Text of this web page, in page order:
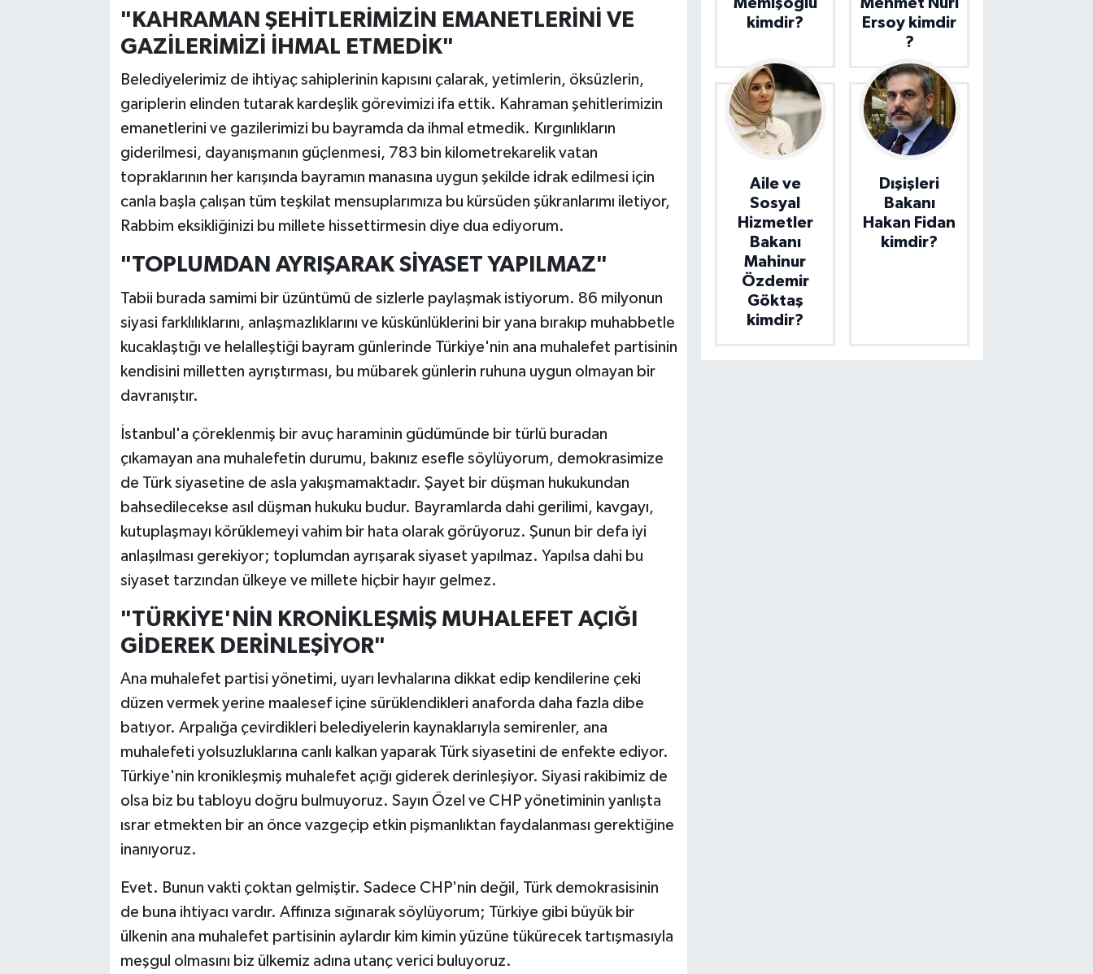
"KAHRAMAN ŞEHİTLERİMİZİN EMANETLERİNİ VE
GAZİLERİMİZİ İHMAL ETMEDİK"
Belediyelerimiz de ihtiyaç sahiplerinin kapısını çalarak, yetimlerin, öksüzlerin,
gariplerin elinden tutarak kardeşlik görevimizi ifa ettik. Kahraman şehitlerimizin
emanetlerini ve gazilerimizi bu bayramda da ihmal etmedik. Kırgınlıkların
giderilmesi, dayanışmanın güçlenmesi, 783 bin kilometrekarelik vatan
topraklarının her karışında bayramın manasına uygun şekilde idrak edilmesi için
canla başla çalışan tüm teşkilat mensuplarımıza bu kürsüden şükranlarımı iletiyor,
Rabbim eksikliğinizi bu millete hissettirmesin diye dua ediyorum.
"TOPLUMDAN AYRIŞARAK SİYASET YAPILMAZ"
Tabii burada samimi bir üzüntümü de sizlerle paylaşmak istiyorum. 86 milyonun
siyasi farklılıklarını, anlaşmazlıklarını ve küskünlüklerini bir yana bırakıp muhabbetle
kucaklaştığı ve helalleştiği bayram günlerinde Türkiye'nin ana muhalefet partisinin
kendisini milletten ayrıştırması, bu mübarek günlerin ruhuna uygun olmayan bir
davranıştır.
İstanbul'a çöreklenmiş bir avuç haraminin güdümünde bir türlü buradan
çıkamayan ana muhalefetin durumu, bakınız esefle söylüyorum, demokrasimize
de Türk siyasetine de asla yakışmamaktadır. Şayet bir düşman hukukundan
bahsedilecekse asıl düşman hukuku budur. Bayramlarda dahi gerilimi, kavgayı,
kutuplaşmayı körüklemeyi vahim bir hata olarak görüyoruz. Şunun bir defa iyi
anlaşılması gerekiyor; toplumdan ayrışarak siyaset yapılmaz. Yapılsa dahi bu
siyaset tarzından ülkeye ve millete hiçbir hayır gelmez.
"TÜRKİYE'NİN KRONİKLEŞMİŞ MUHALEFET AÇIĞI
GİDEREK DERİNLEŞİYOR"
Ana muhalefet partisi yönetimi, uyarı levhalarına dikkat edip kendilerine çeki
düzen vermek yerine maalesef içine sürüklendikleri anaforda daha fazla dibe
batıyor. Arpalığa çevirdikleri belediyelerin kaynaklarıyla semirenler, ana
muhalefeti yolsuzluklarına canlı kalkan yaparak Türk siyasetini de enfekte ediyor.
Türkiye'nin kronikleşmiş muhalefet açığı giderek derinleşiyor. Siyasi rakibimiz de
olsa biz bu tabloyu doğru bulmuyoruz. Sayın Özel ve CHP yönetiminin yanlışta
ısrar etmekten bir an önce vazgeçip etkin pişmanlıktan faydalanması gerektiğine
inanıyoruz.
Evet. Bunun vakti çoktan gelmiştir. Sadece CHP'nin değil, Türk demokrasisinin
de buna ihtiyacı vardır. Affınıza sığınarak söylüyorum; Türkiye gibi büyük bir
ülkenin ana muhalefet partisinin aylardır kim kimin yüzüne tükürecek tartışmasıyla
meşgul olmasını biz ülkemiz adına utanç verici buluyoruz.
kimdir?
Ersoy kimdir
?
Aile ve
Sosyal
Hizmetler
Bakanı
Mahinur
Özdemir
Göktaş
kimdir?
Dışişleri
Bakanı
Hakan Fidan
kimdir?